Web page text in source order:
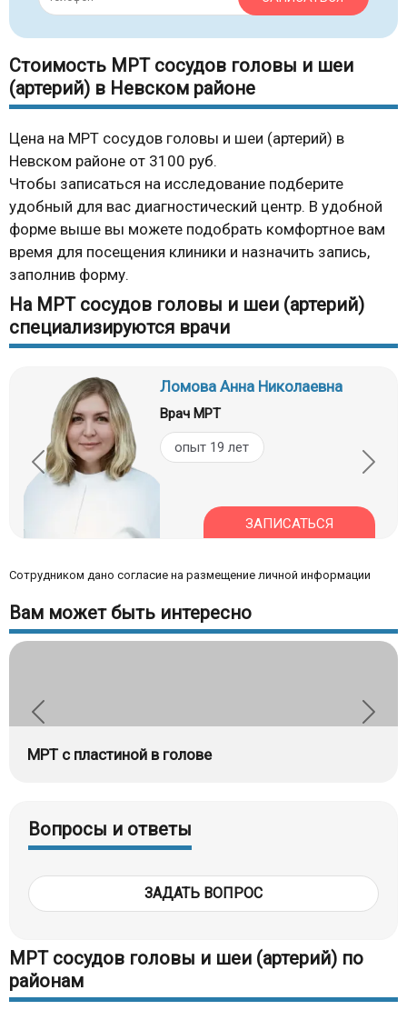
Стоимость МРТ сосудов головы и шеи
(артерий) в Невском районе
Цена на МРТ сосудов головы и шеи (артерий) в
Невском районе от 3100 руб.
Чтобы записаться на исследование подберите
удобный для вас диагностический центр. В удобной
форме выше вы можете подобрать комфортное вам
время для посещения клиники и назначить запись,
заполнив форму.
На МРТ сосудов головы и шеи (артерий)
специализируются врачи
Ломова Анна Николаевна
Врач МРТ
опыт 19 лет
ЗАПИСАТЬСЯ
Сотрудником дано согласие на размещение личной информации
Вам может быть интересно
МРТ с пластиной в голове
Вопросы и ответы
ЗАДАТЬ ВОПРОС
МРТ сосудов головы и шеи (артерий) по
районам